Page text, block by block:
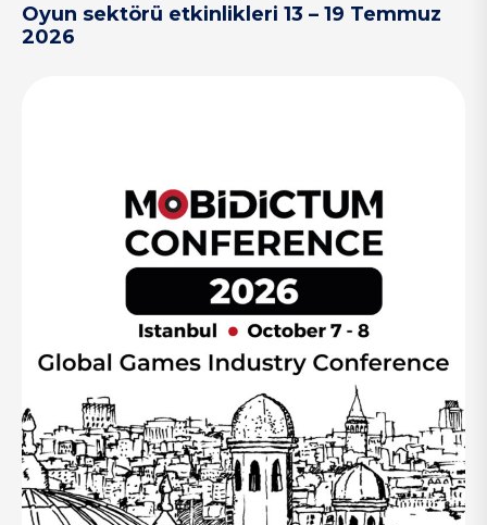
Oyun sektörü etkinlikleri 13 – 19 Temmuz
2026